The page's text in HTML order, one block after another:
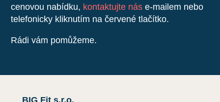
cenovou nabídku, kontaktujte nás e-mailem nebo
telefonicky kliknutím na červené tlačítko.
Rádi vám pomůžeme.